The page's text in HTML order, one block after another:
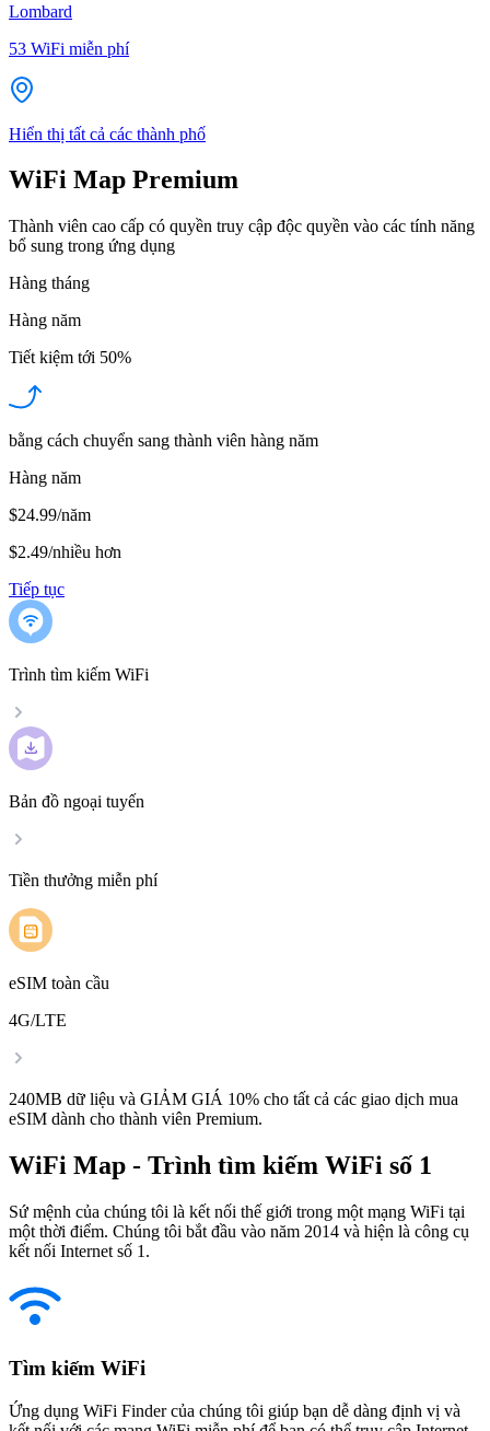
Lombard
53 WiFi miễn phí
Hiển thị tất cả các thành phố
WiFi Map Premium
Thành viên cao cấp có quyền truy cập độc quyền vào các tính năng
bổ sung trong ứng dụng
Hàng tháng
Hàng năm
Tiết kiệm tới 50%
bằng cách chuyển sang thành viên hàng năm
Hàng năm
$24.99/năm
$2.49/nhiều hơn
Tiếp tục
Trình tìm kiếm WiFi
Bản đồ ngoại tuyến
Tiền thưởng miễn phí
eSIM toàn cầu
4G/LTE
240MB dữ liệu và GIẢM GIÁ 10% cho tất cả các giao dịch mua
eSIM dành cho thành viên Premium.
WiFi Map - Trình tìm kiếm WiFi số 1
Sứ mệnh của chúng tôi là kết nối thế giới trong một mạng WiFi tại
một thời điểm. Chúng tôi bắt đầu vào năm 2014 và hiện là công cụ
kết nối Internet số 1.
Tìm kiếm WiFi
Ứng dụng WiFi Finder của chúng tôi giúp bạn dễ dàng định vị và